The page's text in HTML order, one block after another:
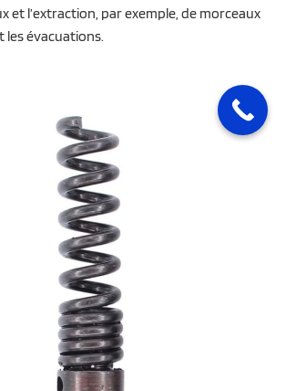
et l’extraction, par exemple, de morceaux
évacuations.